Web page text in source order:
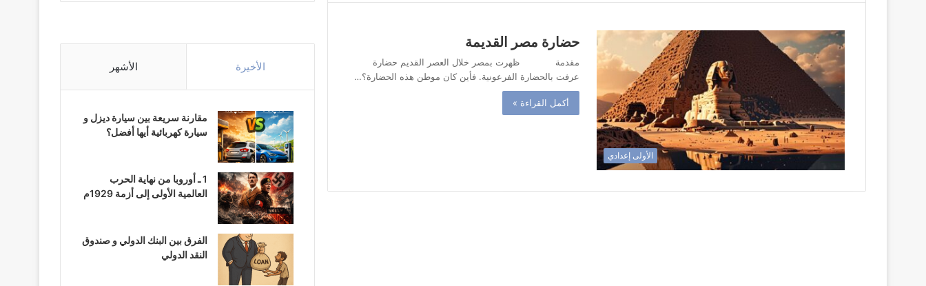
الأولى إعدادي
حضارة مصر القديمة
مقدمة ظهرت بمصر خلال العصر القديم حضارة
عرفت بالحضارة الفرعونية. فأين كان موطن هذه الحضارة؟…
أكمل القراءة »
الأخيرة الأشهر
مقارنة سريعة بين سيارة ديزل و
سيارة كهربائية أيها أفضل؟
1 ـ أوروبا من نهاية الحرب
العالمية الأولى إلى أزمة 1929م
الفرق بين البنك الدولي و صندوق
النقد الدولي